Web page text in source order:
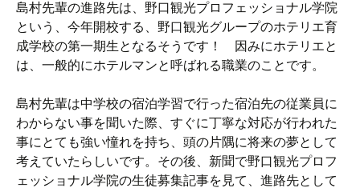
島村先輩の進路先は、野口観光プロフェッショナル学院
という、今年開校する、野口観光グループのホテリエ育
成学校の第一期生となるそうです！ 因みにホテリエと
は、一般的にホテルマンと呼ばれる職業のことです。
島村先輩は中学校の宿泊学習で行った宿泊先の従業員に
わからない事を聞いた際、すぐに丁寧な対応が行われた
事にとても強い憧れを持ち、頭の片隅に将来の夢として
考えていたらしいです。その後、新聞で野口観光プロフ
ェッショナル学院の生徒募集記事を見て、進路先として